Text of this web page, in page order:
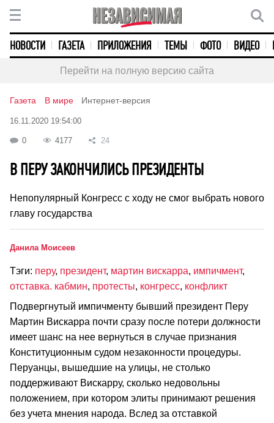
НОВОСТИ ГАЗЕТА ПРИЛОЖЕНИЯ ТЕМЫ ФОТО ВИДЕО
Перейти на полную версию сайта
Газета В мире Интернет-версия
16.11.2020 19:54:00
0 4177 24
В ПЕРУ ЗАКОНЧИЛИСЬ ПРЕЗИДЕНТЫ
Непопулярный Конгресс с ходу не смог выбрать нового
главу государства
Данила Моисеев
Тэги: перу, президент, мартин вискарра, импичмент,
отставка. кабмин, протесты, конгресс, конфликт
Подвергнутый импичменту бывший президент Перу
Мартин Вискарра почти сразу после потери должности
имеет шанс на нее вернуться в случае признания
Конституционным судом незаконности процедуры.
Перуанцы, вышедшие на улицы, не столько
поддерживают Вискарру, сколько недовольны
положением, при котором элиты принимают решения
без учета мнения народа. Вслед за отставкой